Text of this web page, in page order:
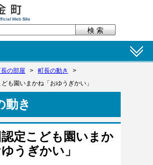
の部屋 > 町長の動き
>
も園いまかね「おゆうぎかい」
動き
定こども園いまか
うぎかい」